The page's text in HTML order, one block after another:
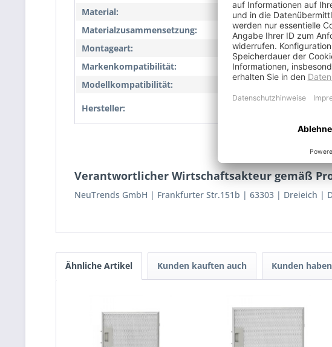
Material:
Edelstahl
Materialzusammensetzung:
Keine Angaben
Montageart:
Klemmfix
Markenkompatibilität:
NEG
Modellkompatibilität:
NEG38-AT
Hersteller:
NeuTrends GmbH,
Verantwortlicher Wirtschaftsakteur gemäß
NeuTrends GmbH Frankfurter Str.151b 63303 Dreieich
Ähnliche Artikel Kunden kauften auch Kunden